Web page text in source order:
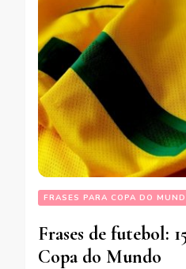
FRASES PARA COPA DO
Frases de futebol:
Copa do Mundo